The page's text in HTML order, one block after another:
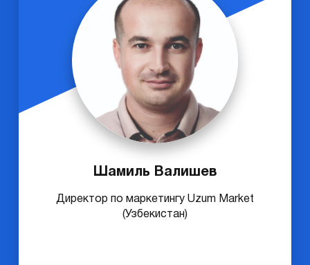
Шамиль Валишев
Директор по маркетингу Uzum Market
(Узбекистан)